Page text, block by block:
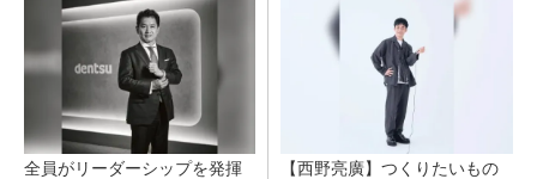
全員がリーダーシップを発揮
【西野亮廣】つくりたいもの